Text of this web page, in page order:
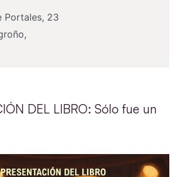
Portales, 23
DEL LIBRO: Sólo fue un